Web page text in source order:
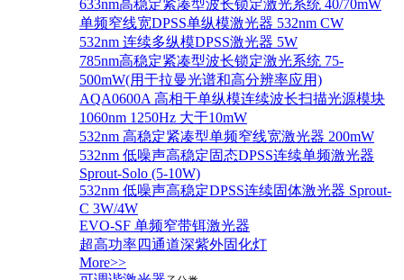
633nm高稳定紧凑型波长锁定激光系统 40/70mW
单频窄线宽DPSS单纵模激光器 532nm CW
532nm 连续多纵模DPSS激光器 5W
785nm高稳定紧凑型波长锁定激光系统 75-
500mW(用于拉曼光谱和高分辨率应用)
AQA0600A 高相干单纵模连续波长扫描光源模块
1060nm 1250Hz 大于10mW
532nm 高稳定紧凑型单频窄线宽激光器 200mW
532nm 低噪声高稳定固态DPSS连续单频激光器
Sprout‐Solo (5-10W)
532nm 低噪声高稳定DPSS连续固体激光器 Sprout-
C 3W/4W
EVO-SF 单频窄带铒激光器
超高功率四通道深紫外固化灯
More>>